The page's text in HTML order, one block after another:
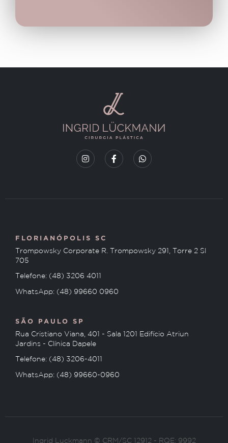
FLORIANÓPOLIS SC
Trompowsky Corporate R. Trompowsky 291, Torre 2 Sl
705
Telefone: (48) 3206 4011
WhatsApp: (48) 99660 0960
SÃO PAULO SP
Rua Cristiano Viana, 401 - Sala 1201 Edifício Atriun
Jardins - Clínica Dapele
Telefone: (48) 3206-4011
WhatsApp: (48) 99660-0960
Ingrid Luckmann © CRM/SC 12912 - RQE: 9992